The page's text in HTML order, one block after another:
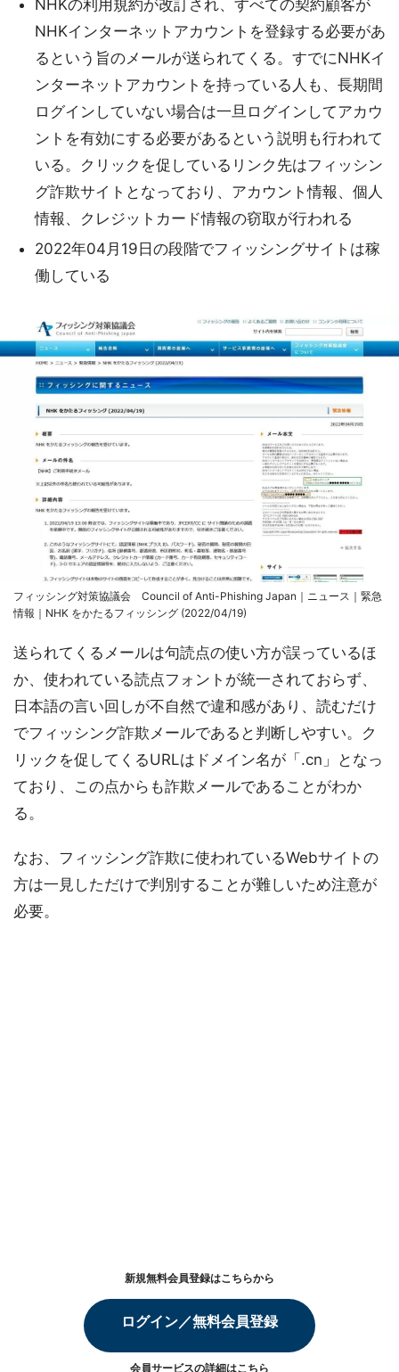
NHKの利用規約が改訂され、すべての契約顧客が
NHKインターネットアカウントを登録する必要があ
るという旨のメールが送られてくる。すでにNHKイ
ンターネットアカウントを持っている人も、長期間
ログインしていない場合は一旦ログインしてアカウ
ントを有効にする必要があるという説明も行われて
いる。クリックを促しているリンク先はフィッシン
グ詐欺サイトとなっており、アカウント情報、個人
情報、クレジットカード情報の窃取が行われる
2022年04月19日の段階でフィッシングサイトは稼
働している
フィッシング対策協議会 Council of Anti-Phishing Japan｜ニュース｜緊急
情報｜NHK をかたるフィッシング (2022/04/19)
送られてくるメールは句読点の使い方が誤っているほ
か、使われている読点フォントが統一されておらず、
日本語の言い回しが不自然で違和感があり、読むだけ
でフィッシング詐欺メールであると判断しやすい。ク
リックを促してくるURLはドメイン名が「.cn」となっ
ており、この点からも詐欺メールであることがわか
る。
なお、フィッシング詐欺に使われているWebサイトの
方は一見しただけで判別することが難しいため注意が
必要。
新規無料会員登録はこちらから
ログイン／無料会員登録
会員サービスの詳細はこちら